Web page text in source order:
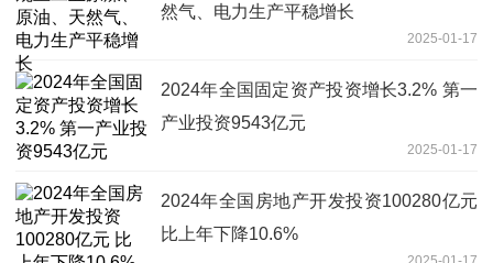
然气、电力生产平稳增长
2025-01-17
2024年全国固定资产投资增长3.2% 第一
产业投资9543亿元
2025-01-17
2024年全国房地产开发投资100280亿元
比上年下降10.6%